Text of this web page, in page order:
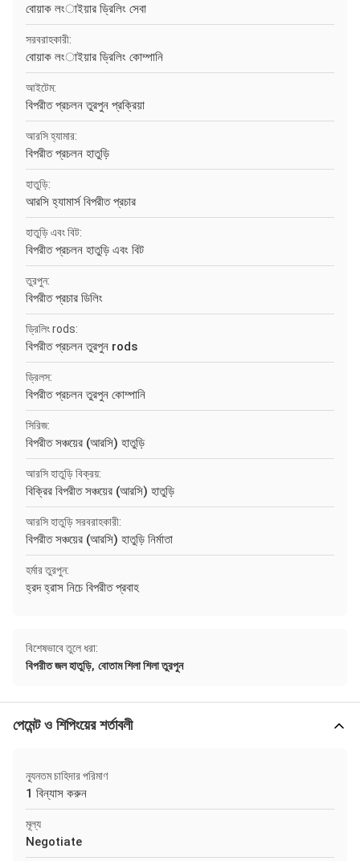
বোয়াক লংাইয়ার ড্রিলিং সেবা
সরবরাহকারী:
বোয়াক লংাইয়ার ড্রিলিং কোম্পানি
আইটেম:
বিপরীত প্রচলন তুরপুন প্রক্রিয়া
আরসি হ্যামার:
বিপরীত প্রচলন হাতুড়ি
হাতুড়ি:
আরসি হ্যামার্স বিপরীত প্রচার
হাতুড়ি এবং বিট:
বিপরীত প্রচলন হাতুড়ি এবং বিট
তুরপুন:
বিপরীত প্রচার ডিলিং
ড্রিলিং rods:
বিপরীত প্রচলন তুরপুন rods
ড্রিলস:
বিপরীত প্রচলন তুরপুন কোম্পানি
সিরিজ:
বিপরীত সঞ্চয়ের (আরসি) হাতুড়ি
আরসি হাতুড়ি বিক্রয়:
বিক্রির বিপরীত সঞ্চয়ের (আরসি) হাতুড়ি
আরসি হাতুড়ি সরবরাহকারী:
বিপরীত সঞ্চয়ের (আরসি) হাতুড়ি নির্মাতা
হর্মার তুরপুন:
হ্রদ হ্রাস নিচে বিপরীত প্রবাহ
বিশেষভাবে তুলে ধরা:
বিপরীত জল হাতুড়ি, বোতাম শিলা শিলা তুরপুন
পেমেন্ট ও শিপিংয়ের শর্তাবলী
ন্যূনতম চাহিদার পরিমাণ
1 বিন্যাস করুন
মূল্য
Negotiate